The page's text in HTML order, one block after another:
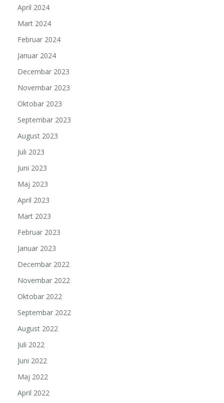
April 2024
Mart 2024
Februar 2024
Januar 2024
Decembar 2023
Novembar 2023
Oktobar 2023
Septembar 2023
August 2023
Juli 2023
Juni 2023
Maj 2023
April 2023
Mart 2023
Februar 2023
Januar 2023
Decembar 2022
Novembar 2022
Oktobar 2022
Septembar 2022
August 2022
Juli 2022
Juni 2022
Maj 2022
April 2022